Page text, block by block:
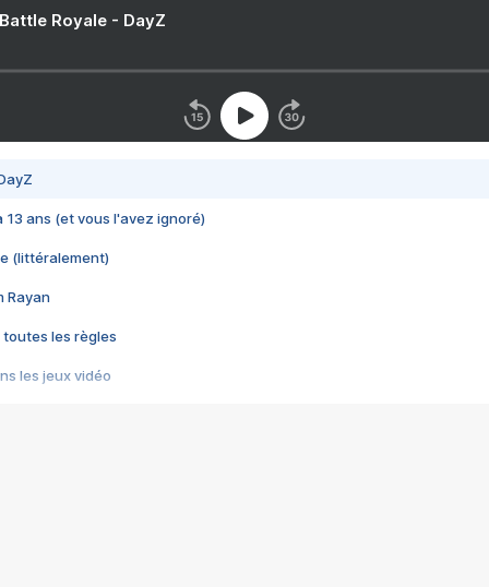
Royale - DayZ
13 ans (et vous l'avez ignoré)
(littéralement)
Rayan
toutes les règles
les jeux vidéo